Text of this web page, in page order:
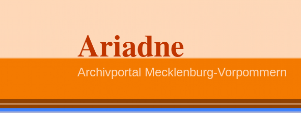
Ariadne
Archivportal Mecklenburg-Vorpommern